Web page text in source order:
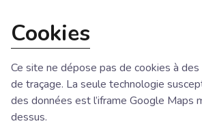
Cookies
Ce site ne dépose pas de cookies à
de traçage. La seule technologie
des données est l’iframe Google Maps
dessus.